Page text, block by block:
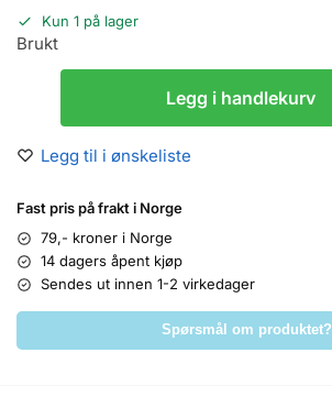
Kun 1 på lager
Brukt
Legg i handlekurv
Legg til i ønskeliste
Fast pris på frakt i Norge
79,- kroner i Norge
14 dagers åpent kjøp
Sendes ut innen 1-2 virkedager
Spørsmål om produktet?